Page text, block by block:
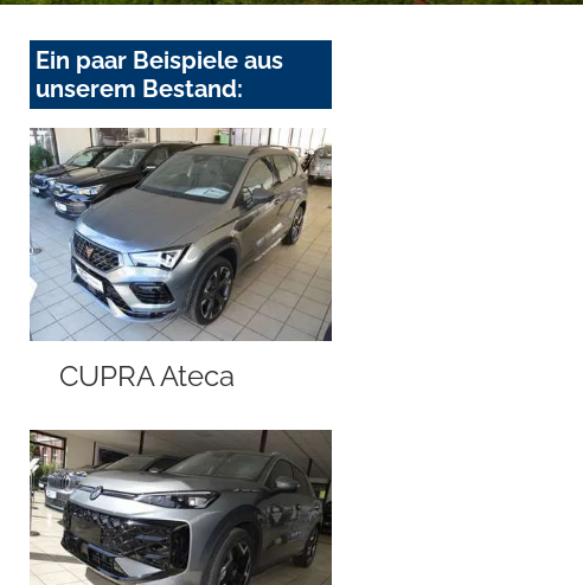
Ein paar Beispiele aus
unserem Bestand:
CUPRA Ateca